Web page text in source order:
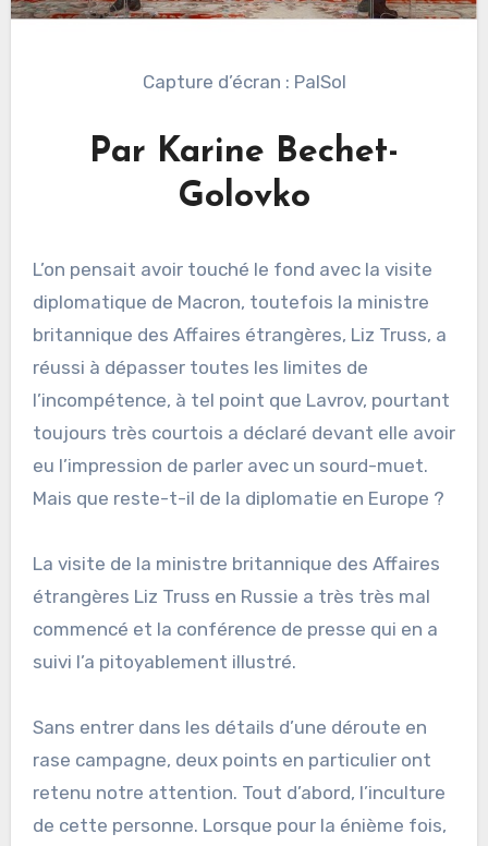
Capture d’écran : PalSol
Par Karine Bechet-
Golovko
L’on pensait avoir touché le fond avec la visite
diplomatique de Macron, toutefois la ministre
britannique des Affaires étrangères, Liz Truss, a
réussi à dépasser toutes les limites de
l’incompétence, à tel point que Lavrov, pourtant
toujours très courtois a déclaré devant elle avoir
eu l’impression de parler avec un sourd-muet.
Mais que reste-t-il de la diplomatie en Europe ?
La visite de la ministre britannique des Affaires
étrangères Liz Truss en Russie a très très mal
commencé et la conférence de presse qui en a
suivi l’a pitoyablement illustré.
Sans entrer dans les détails d’une déroute en
rase campagne, deux points en particulier ont
retenu notre attention. Tout d’abord, l’inculture
de cette personne. Lorsque pour la énième fois,